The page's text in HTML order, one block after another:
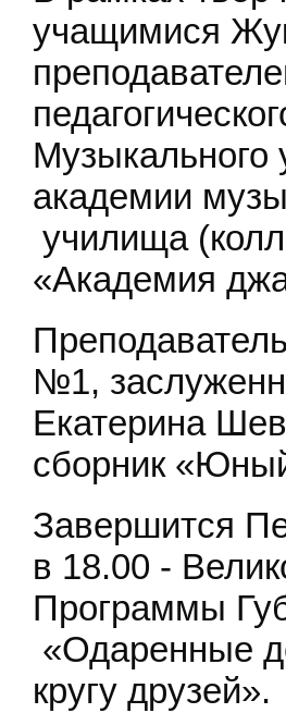
учащимися
академии
училища
«Академия
№1,
Екатерина
сборник
Завершится
в 18.00 -
Программы
«Одаренные
кругу друзей».